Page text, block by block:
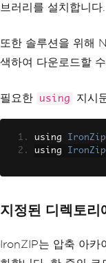
브러리를 설치합니다.
또한 솔루션을 위해
색하여 다운로드할
필요한 using 지시
using IronZip
using IronZip
지정된 디렉토
IronZIP는 압축 아카